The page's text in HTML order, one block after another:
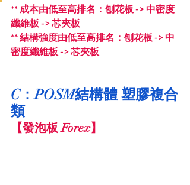
** 成本由低至高排名：刨花板 -> 中密度
纖維板 -> 芯夾板
** 結構強度由低至高排名：刨花板 -> 中
密度纖維板 -> 芯夾板
C：POSM結構體 塑膠複合
類
【發泡板 Forex】